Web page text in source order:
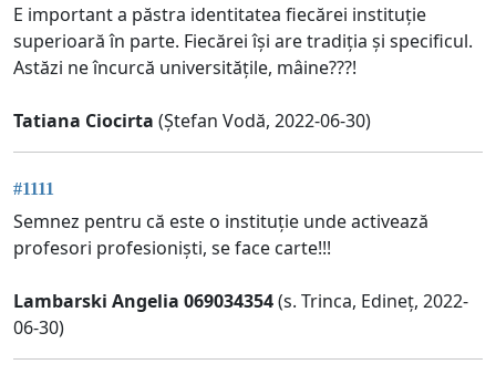
E important a păstra identitatea fiecărei instituție
superioară în parte. Fiecărei își are tradiția și specificul.
Astăzi ne încurcă universitățile, mâine???!
Tatiana Ciocirta (Ștefan Vodă, 2022-06-30)
#1111
Semnez pentru că este o instituție unde activează
profesori profesioniști, se face carte!!!
Lambarski Angelia 069034354(s. Trinca, Edineț, 2022-
06-30)